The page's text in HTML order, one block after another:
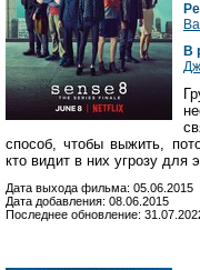
В
способ, чтобы выжить,
кто видит в них угрозу для
Дата выхода фильма: 05.06.2015
Дата добавления: 08.06.2015
Последнее обновление: